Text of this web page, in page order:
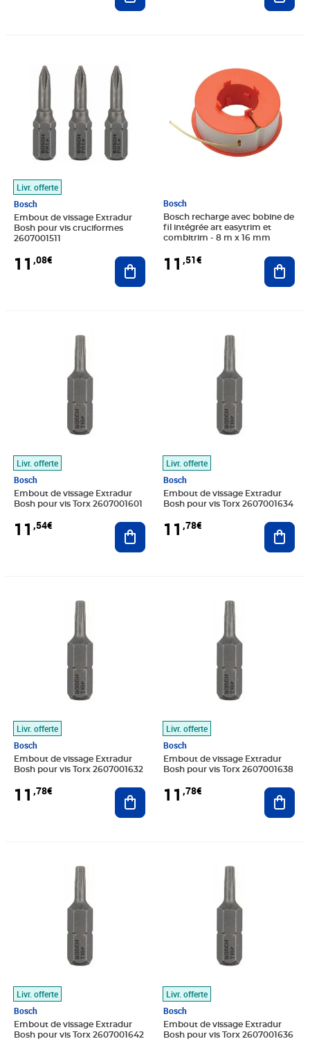
Livr. offerte
Bosch
Embout de vissage Extradur
Bosh pour vis cruciformes
2607001511
11 ,08€ Ajouter au panier
Bosch
Bosch recharge avec bobine de
fil intégrée art easytrim et
combitrim - 8 m x 16 mm
11 ,51€
Livr. offerte
Bosch
Embout de vissage Extradur
Bosh pour vis Torx 2607001601
11 ,54€ Ajouter au panier
Livr. offerte
Bosch
Embout de vissage Extradur
Bosh pour vis Torx 2607001634
11 ,78€
Livr. offerte
Bosch
Embout de vissage Extradur
Bosh pour vis Torx 2607001632
11 ,78€ Ajouter au panier
Livr. offerte
Bosch
Embout de vissage Extradur
Bosh pour vis Torx 2607001638
11 ,78€
Livr. offerte
Bosch
Embout de vissage Extradur
Bosh pour vis Torx 2607001642
Livr. offerte
Bosch
Embout de vissage Extradur
Bosh pour vis Torx 2607001636